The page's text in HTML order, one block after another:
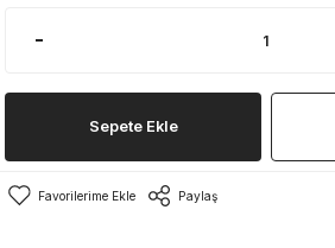
Sepete Ekle
Paylaş